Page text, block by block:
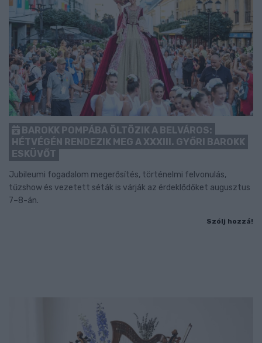
BAROKK POMPÁBA ÖLTÖZIK A BELVÁROS:
HÉTVÉGÉN RENDEZIK MEG A XXXIII. GYŐRI BAROKK
ESKÜVŐT
Jubileumi fogadalom megerősítés, történelmi felvonulás,
tűzshow és vezetett séták is várják az érdeklődőket augusztus
7–8-án.
Szólj hozzá!